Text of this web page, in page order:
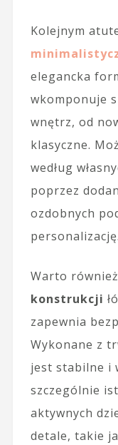
Kolejnym
elegancka
wkomponuje
wnętrz, od
klasyczne.
według
poprzez
ozdobnych
personalizację.
Warto
konstrukcji
zapewnia
Wykonane z
jest stabilne i
szczególnie
aktywnych
detale, takie